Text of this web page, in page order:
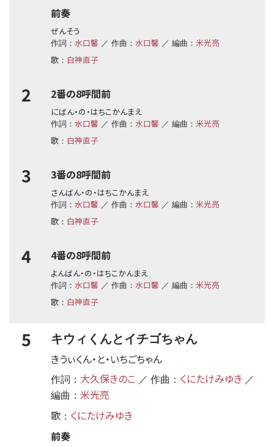
前奏
ぜんそう
作詞： 水口馨 ／ 作曲： 水口馨 ／ 編曲： 米光亮
歌 ： 白神直子
2 2番の8呼間前
にばん・の・はちこかんまえ
作詞： 水口馨 ／ 作曲： 水口馨 ／ 編曲： 米光亮
歌 ： 白神直子
3 3番の8呼間前
さんばん・の・はちこかんまえ
作詞： 水口馨 ／ 作曲： 水口馨 ／ 編曲： 米光亮
歌 ： 白神直子
4 4番の8呼間前
よんばん・の・はちこかんまえ
作詞： 水口馨 ／ 作曲： 水口馨 ／ 編曲： 米光亮
歌 ： 白神直子
5 キウィくんとイチゴちゃん
きうぃくん・と・いちごちゃん
作詞： 大久保きのこ ／ 作曲： くにたけみゆき ／
編曲： 米光亮
歌 ： くにたけみゆき
前奏